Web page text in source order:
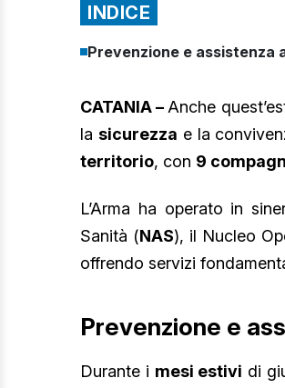
INDICE
Prevenzione e assistenza
CATANIA – Anche
la sicurezza e la
territorio, con 9
L’Arma ha operato in
Sanità (NAS), il Nucleo
offrendo servizi
Prevenzione e
Durante i mesi estivi di